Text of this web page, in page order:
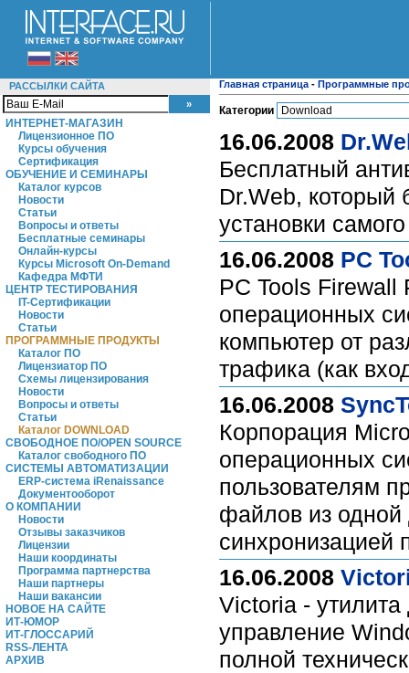
РАССЫЛКИ САЙТА
ИНТЕРНЕТ-МАГАЗИН
Лицензионное ПО
Курсы обучения
Сертификация
ОБУЧЕНИЕ И СЕМИНАРЫ
Каталог курсов
Новости
Статьи
Вопросы и ответы
Бесплатные семинары
Онлайн-курсы
Курсы Microsoft On-Demand
Кафедра МФТИ
ЦЕНТР ТЕСТИРОВАНИЯ
IT-Сертификации
Новости
Статьи
ПРОГРАММНЫЕ ПРОДУКТЫ
Каталог ПО
Лицензиатор ПО
Схемы лицензирования
Новости
Вопросы и ответы
Статьи
Каталог DOWNLOAD
СВОБОДНОЕ ПО/OPEN SOURCE
Каталог свободного ПО
СИСТЕМЫ АВТОМАТИЗАЦИИ
ERP-система iRenaissance
Документооборот
О КОМПАНИИ
Новости
Отзывы заказчиков
Лицензии
Наши координаты
Программа партнерства
Наши партнеры
Наши вакансии
НОВОЕ НА САЙТЕ
ИТ-ЮМОР
ИТ-ГЛОССАРИЙ
RSS-ЛЕНТА
АРХИВ
Главная страница - Программные
Категории
16.06.2008
Бесплатный
Dr.Web, который
установки
16.06.2008 PC
PC Tools
операционных
компьютер от
трафика (как
16.06.2008
Корпорация
операционных
пользователям
файлов из одной
синхронизацией
16.06.2008
Victoria -
управление
полной